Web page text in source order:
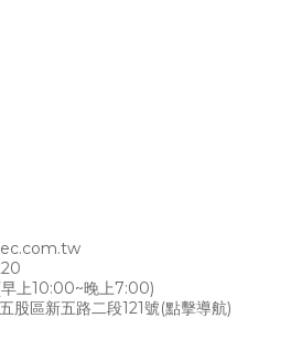
上10:00~晚上7:00)
股區新五路二段121號(點擊導航)